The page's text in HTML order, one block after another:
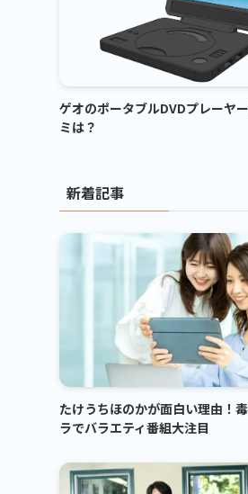
ゲオのポータブルDVDプレーヤ
ミは？
新着記事
たけうちほのかが面白い理由！
ラでバラエティ番組大注目